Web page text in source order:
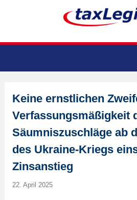
Keine ernstlichen
Verfassungsmäßigkeit
Säumniszuschläge ab
des Ukraine-Kriegs
Zinsanstieg
22. April 2025